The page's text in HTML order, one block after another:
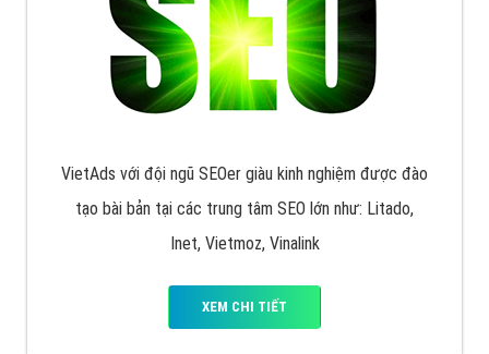
VietAds với đội ngũ SEOer giàu kinh nghiệm được đào
tạo bài bản tại các trung tâm SEO lớn như: Litado,
Inet, Vietmoz, Vinalink
XEM CHI TIẾT